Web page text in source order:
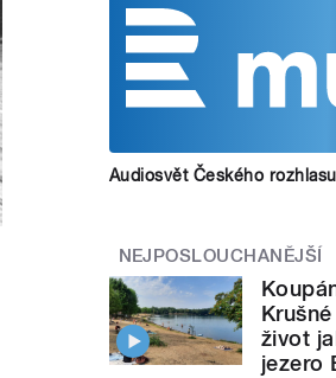
Audiosvět Českého
NEJPOSLOUCHANĚJŠÍ
život
jezero